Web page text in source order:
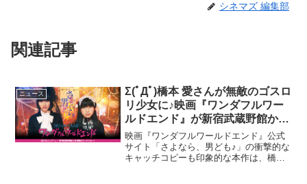
シネマズ 編集部
関連記事
ニュース
Σ(ﾟДﾟ)橋本 愛さんが無敵のゴスロ
リ少女に♪映画『ワンダフルワー
ルドエンド』が新宿武蔵野館から
公開スタート！
映画『ワンダフルワールドエンド』公式
サイト「さよなら、男ども♪」の衝撃的な
キャッチコピーも印象的な本作は、橋本